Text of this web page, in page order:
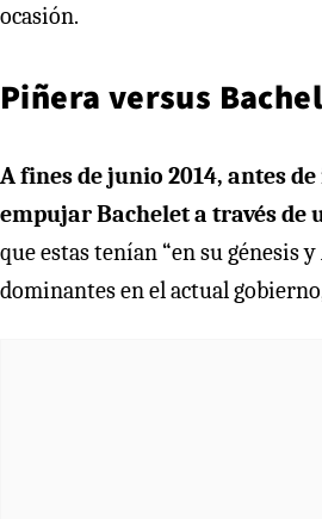
ocasión.
Piñera versus
A fines de junio 2014, antes
empujar Bachelet a través de
que estas tenían “en su génesis
dominantes en el actual